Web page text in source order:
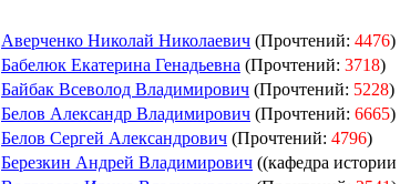
Аверченко Николай Николаевич (Прочтений: 4476)
Бабелюк Екатерина Генадьевна (Прочтений: 3718)
Байбак Всеволод Владимирович (Прочтений: 5228)
Белов Александр Владимирович (Прочтений: 6665)
Белов Сергей Александрович (Прочтений: 4796)
Березкин Андрей Владимирович ((кафедра